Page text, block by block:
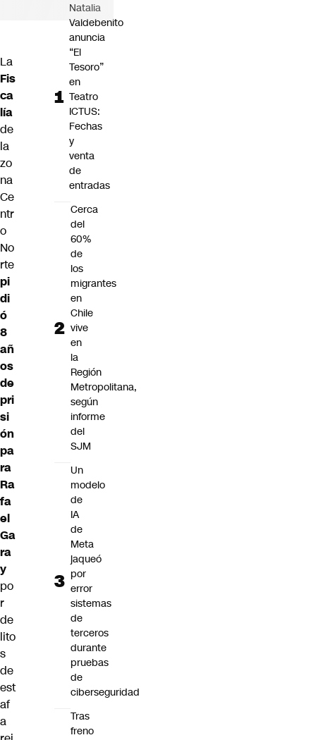
La
Fis
ca
lía
de
la
zo
na
Ce
ntr
o
No
rte
pi
di
ó
8
añ
os
de
pri
si
ón
pa
ra
Ra
fa
el
Ga
ra
y
po
r
de
lito
s
de
est
af
a
Natalia
Valdebenito
anuncia
“El
Tesoro”
en
Teatro
ICTUS:
Fechas
y
venta
de
entradas
Cerca
del
60%
de
los
migrantes
en
Chile
vive
en
la
Región
Metropolitana,
según
informe
del
SJM
Un
modelo
de
IA
de
Meta
jaqueó
por
error
sistemas
de
terceros
durante
pruebas
de
ciberseguridad
Tras
freno